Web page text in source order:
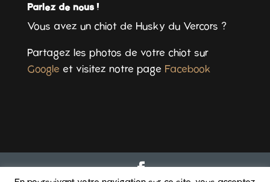
Parlez de nous !
Vous avez un chiot de Husky du Vercors ?
Partagez les photos de votre chiot sur
Google et visitez notre page Facebook